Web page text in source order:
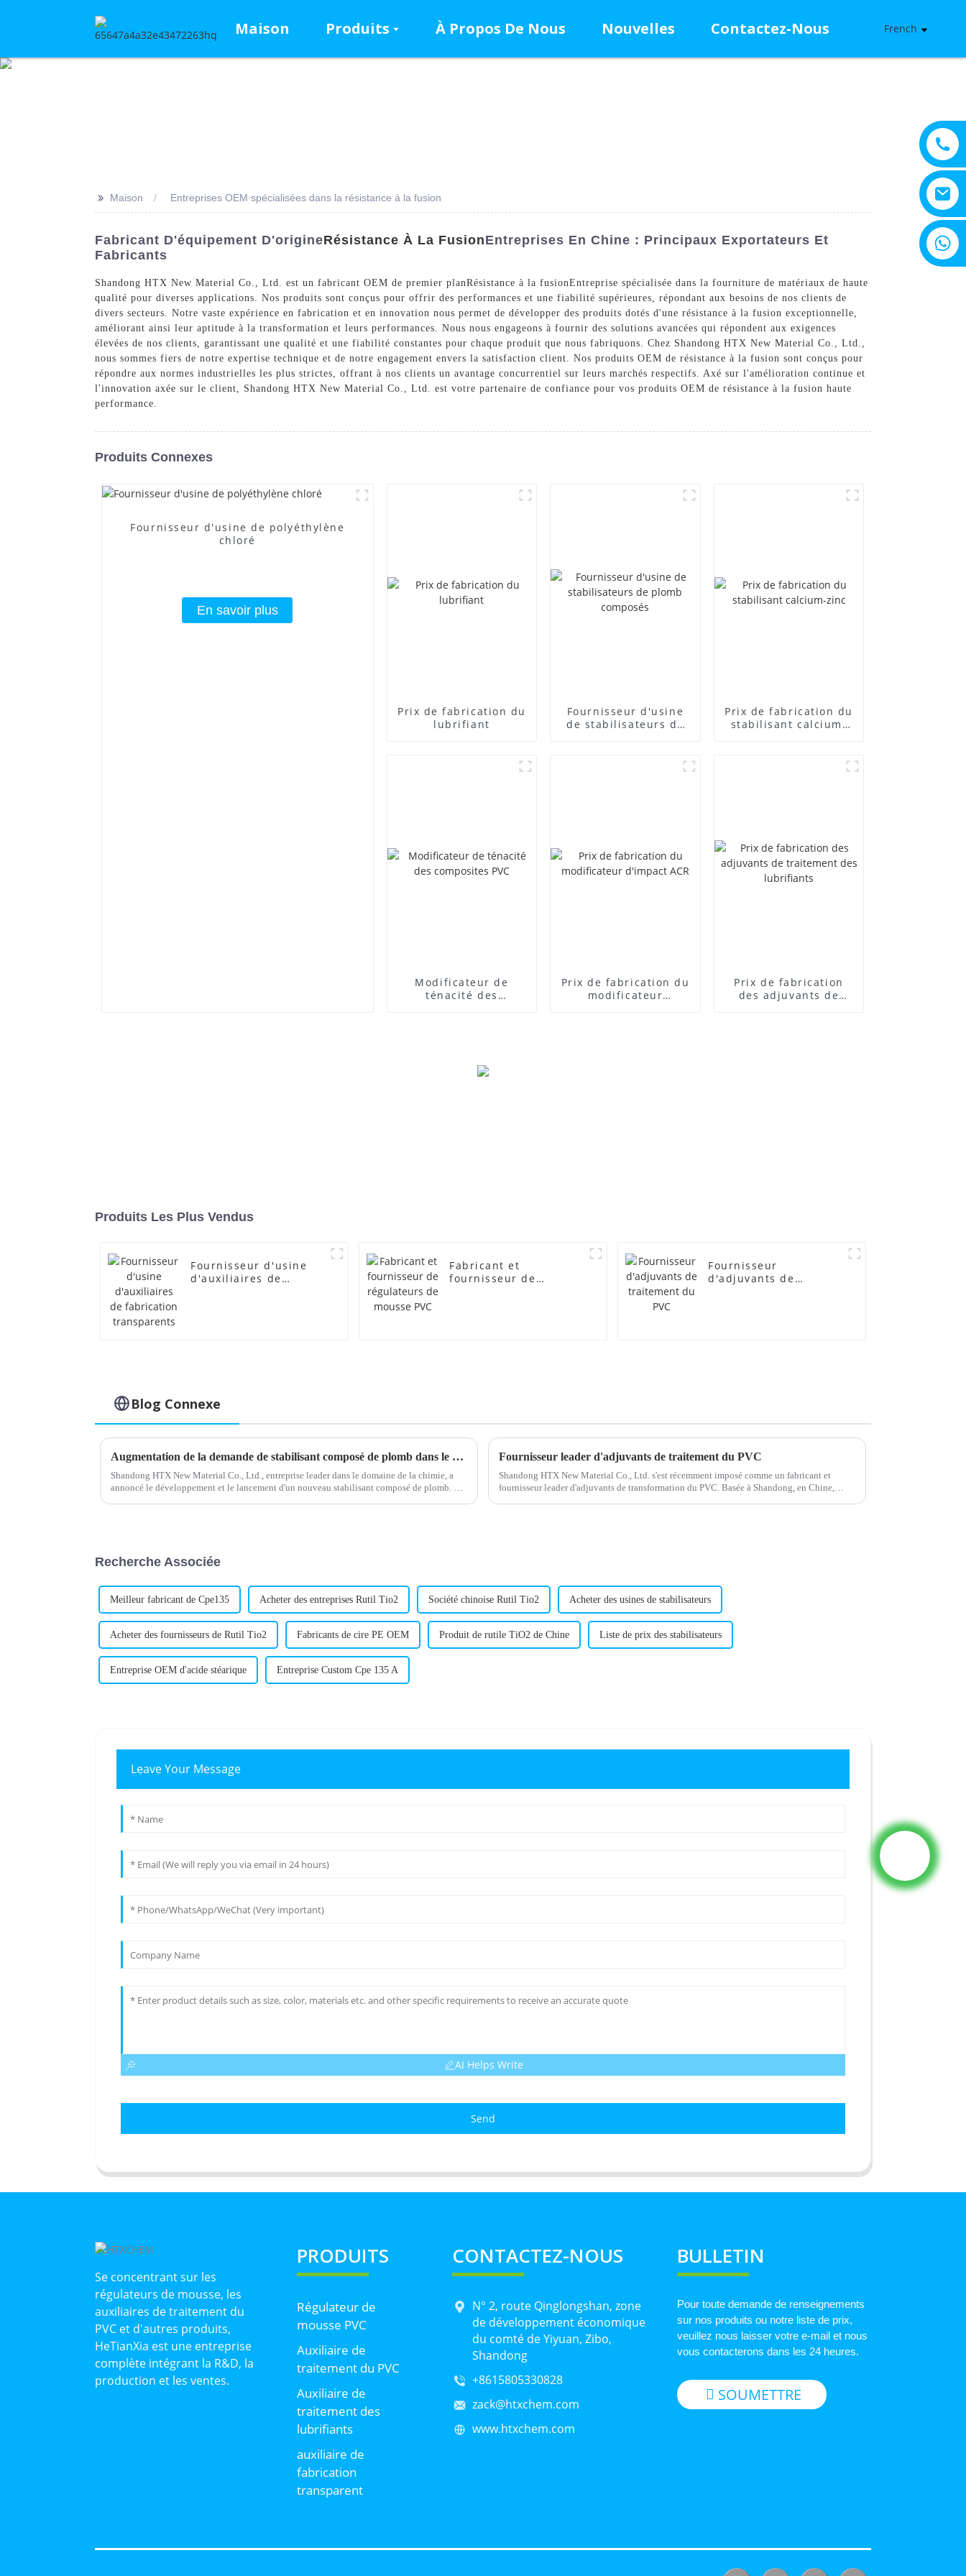
Maison Produits À Propos De Nous Nouvelles Contactez-Nous French
+8615805330828
>> Maison Entreprises OEM spécialisées dans la résistance à la fusion
Fabricant D'équipement D'origineRésistance À La FusionEntreprises En Chine : Principaux Exportateurs Et
Fabricants
Shandong HTX New Material Co., Ltd. est un fabricant OEM de premier planRésistance à la fusionEntreprise spécialisée dans la fourniture de matériaux de haute
qualité pour diverses applications. Nos produits sont conçus pour offrir des performances et une fiabilité supérieures, répondant aux besoins de nos clients de
divers secteurs. Notre vaste expérience en fabrication et en innovation nous permet de développer des produits dotés d'une résistance à la fusion exceptionnelle,
améliorant ainsi leur aptitude à la transformation et leurs performances. Nous nous engageons à fournir des solutions avancées qui répondent aux exigences
élevées de nos clients, garantissant une qualité et une fiabilité constantes pour chaque produit que nous fabriquons. Chez Shandong HTX New Material Co., Ltd.,
nous sommes fiers de notre expertise technique et de notre engagement envers la satisfaction client. Nos produits OEM de résistance à la fusion sont conçus pour
répondre aux normes industrielles les plus strictes, offrant à nos clients un avantage concurrentiel sur leurs marchés respectifs. Axé sur l'amélioration continue et
l'innovation axée sur le client, Shandong HTX New Material Co., Ltd. est votre partenaire de confiance pour vos produits OEM de résistance à la fusion haute
performance.
Produits Connexes
Fournisseur d'usine de polyéthylène
chloré
En savoir plus
Prix ​​de fabrication du
lubrifiant
Fournisseur d'usine
de stabilisateurs de
Prix ​​de fabrication du
stabilisant calcium-
Modificateur de
ténacité des
Prix ​​de fabrication du
modificateur
Prix ​​de fabrication
des adjuvants de
Produits Les Plus Vendus
Fournisseur d'usine
d'auxiliaires de
Fabricant et
fournisseur de
Fournisseur
d'adjuvants de
Blog Connexe
Augmentation de la demande de stabilisant composé de plomb dans le secteur de la construction
Shandong HTX New Material Co., Ltd., entreprise leader dans le domaine de la chimie, a
annoncé le développement et le lancement d'un nouveau stabilisant composé de plomb. Ce
Fournisseur leader d'adjuvants de traitement du PVC
Shandong HTX New Material Co., Ltd. s'est récemment imposé comme un fabricant et
fournisseur leader d'adjuvants de transformation du PVC. Basée à Shandong, en Chine,
Recherche Associée
Meilleur fabricant de Cpe135 Acheter des entreprises Rutil Tio2 Société chinoise Rutil Tio2 Acheter des usines de stabilisateurs
Acheter des fournisseurs de Rutil Tio2 Fabricants de cire PE OEM Produit de rutile TiO2 de Chine Liste de prix des stabilisateurs
Entreprise OEM d'acide stéarique Entreprise Custom Cpe 135 A
Leave Your Message
AI Helps Write
Send
Se concentrant sur les
régulateurs de mousse, les
auxiliaires de traitement du
PVC et d'autres produits,
HeTianXia est une entreprise
complète intégrant la R&D, la
production et les ventes.
PRODUITS
Régulateur de
mousse PVC
Auxiliaire de
traitement du PVC
Auxiliaire de
traitement des
lubrifiants
auxiliaire de
fabrication
transparent
CONTACTEZ-NOUS
N° 2, route Qinglongshan, zone
de développement économique
du comté de Yiyuan, Zibo,
Shandong
+8615805330828
zack@htxchem.com
www.htxchem.com
BULLETIN
Pour toute demande de renseignements
sur nos produits ou notre liste de prix,
veuillez nous laisser votre e-mail et nous
vous contacterons dans les 24 heures.
SOUMETTRE